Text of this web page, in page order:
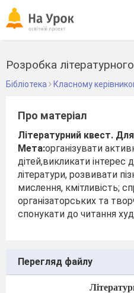
Розробка
Бібліотека Класному
Про матеріал
Літературний квест. Для
Мета:організувати
дітей,викликати інтерес
літератури, розвивати
мислення, кмітливість;
організаторських та
спонукати до читання
Перегляд файлу